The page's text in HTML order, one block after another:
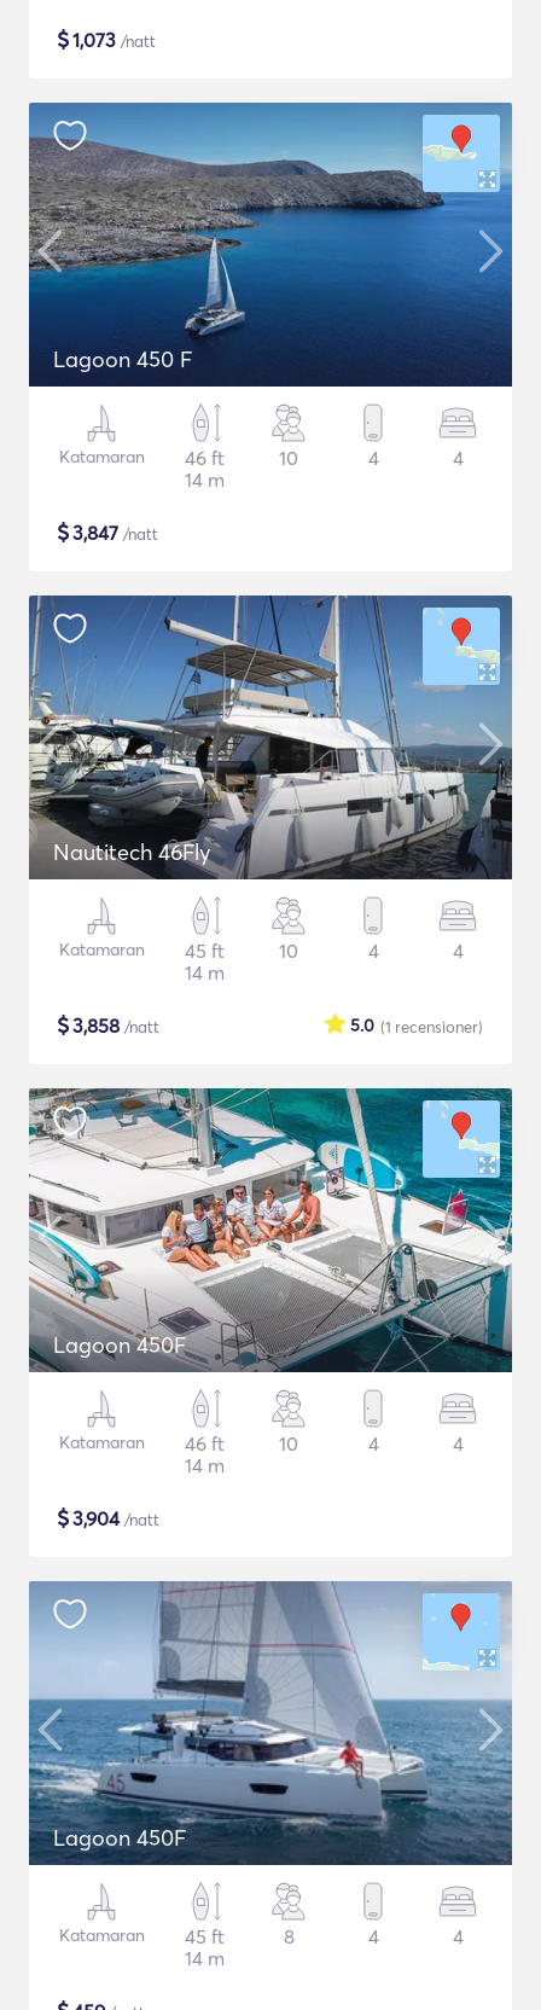
$1,073 /natt
Lagoon 450 F
Katamaran
46 ft
14 m
10 4 4
$3,847 /natt
Nautitech 46Fly
Katamaran
45 ft
14 m
10 4 4
$3,858 /natt (1 recensioner)
5.0
Lagoon 450F
Katamaran
46 ft
14 m
10 4 4
$3,904/natt
Lagoon 450F
Katamaran
45 ft
14 m
8 4 4